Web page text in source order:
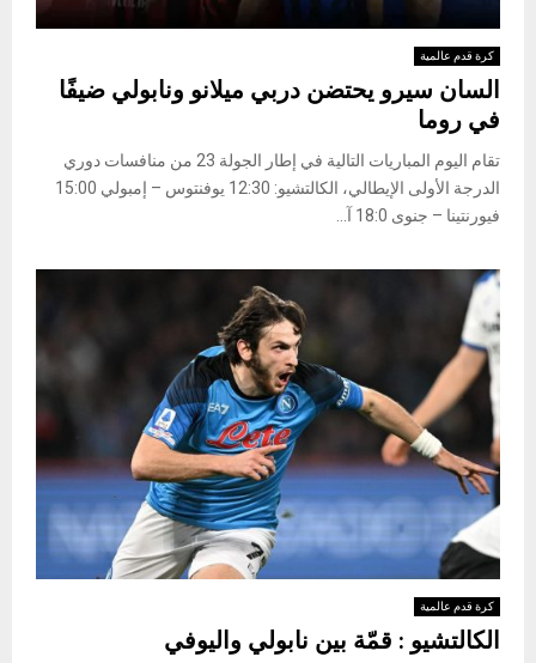
كرة قدم عالمية
السان سيرو يحتضن دربي ميلانو ونابولي ضيفًا
في روما
تقام اليوم المباريات التالية في إطار الجولة 23 من منافسات دوري
الدرجة الأولى الإيطالي، الكالتشيو: 12:30 يوفنتوس – إمبولي 15:00
فيورنتينا – جنوى 18:0 آ...
كرة قدم عالمية
الكالتشيو : قمّة بين نابولي واليوفي